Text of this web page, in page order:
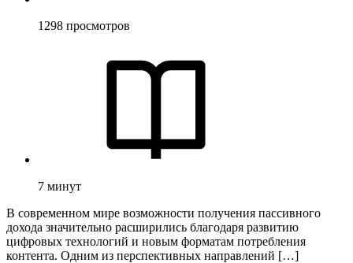
1298 просмотров
7 минут
В современном мире возможности получения пассивного
дохода значительно расширились благодаря развитию
цифровых технологий и новым форматам потребления
контента. Одним из перспективных направлений […]